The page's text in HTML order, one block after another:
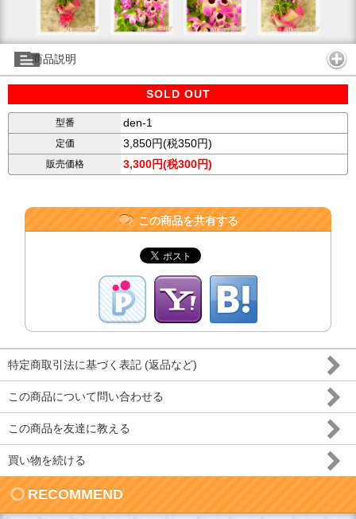
商品説明
SOLD OUT
型番 den-1
定価 3,850円(税350円)
販売価格 3,300円(税300円)
この商品を共有する
特定商取引法に基づく表記 (返品など)
この商品について問い合わせる
この商品を友達に教える
買い物を続ける
RECOMMEND